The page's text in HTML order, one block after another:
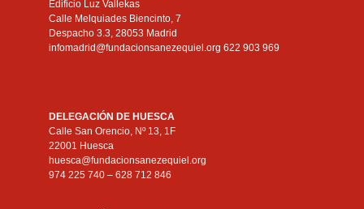
Edificio Luz Vallekas
Calle Melquiades Biencinto, 7
Despacho 3.3, 28053 Madrid
infomadrid@fundacionsanezequiel.org 622 903 969
DELEGACIÓN DE HUESCA
Calle San Orencio, Nº 13, 1F
22001 Huesca
huesca@fundacionsanezequiel.org
974 225 740 – 628 712 846